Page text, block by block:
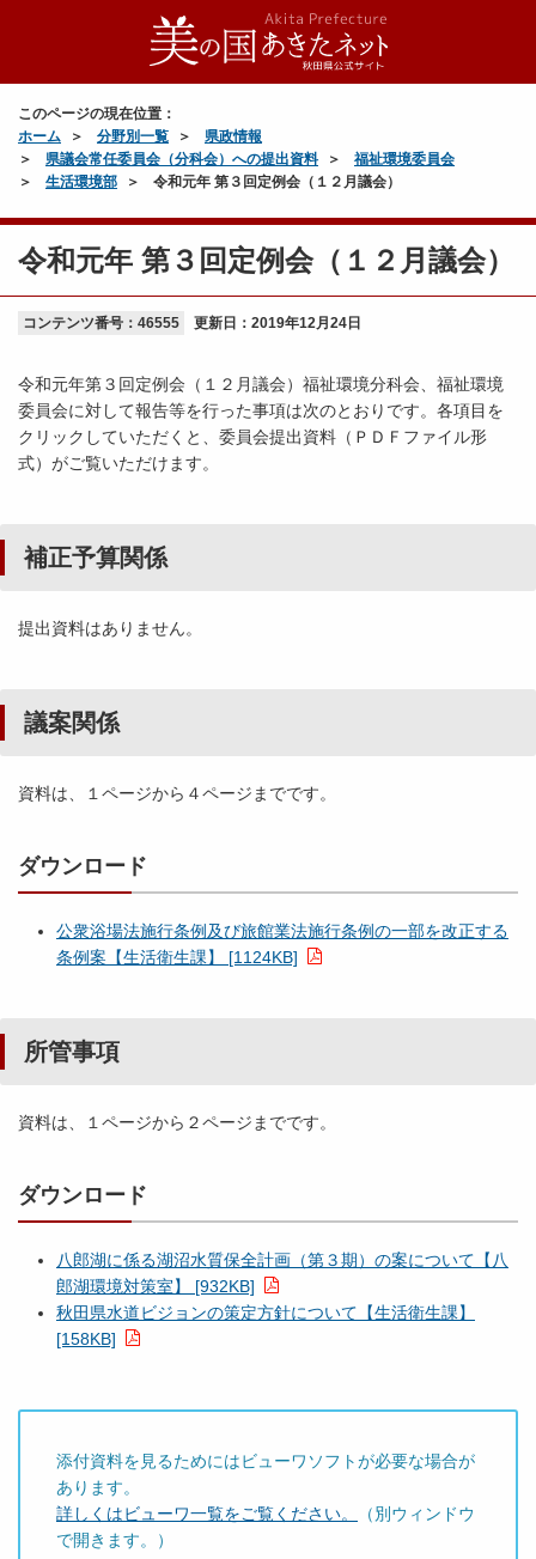
このページの現在位置：
ホーム
分野別一覧
県政情報
県議会常任委員会（分科会）への提出資料
福祉環境委員会
生活環境部
令和元年 第３回定例会（１２月議会）
令和元年 第３回定例会（１２月議会）
コンテンツ番号：46555 更新日： 2019年12月24日
令和元年第３回定例会（１２月議会）福祉環境分科会、福祉環境
委員会に対して報告等を行った事項は次のとおりです。各項目を
クリックしていただくと、委員会提出資料（ＰＤＦファイル形
式）がご覧いただけます。
補正予算関係
提出資料はありません。
議案関係
資料は、１ページから４ページまでです。
ダウンロード
公衆浴場法施行条例及び旅館業法施行条例の一部を改正する
条例案【生活衛生課】 [1124KB]
所管事項
資料は、１ページから２ページまでです。
ダウンロード
八郎湖に係る湖沼水質保全計画（第３期）の案について【八
郎湖環境対策室】 [932KB]
秋田県水道ビジョンの策定方針について【生活衛生課】
[158KB]
添付資料を見るためにはビューワソフトが必要な場合が
あります。
詳しくはビューワ一覧をご覧ください。
（別ウィンドウ
で開きます。）